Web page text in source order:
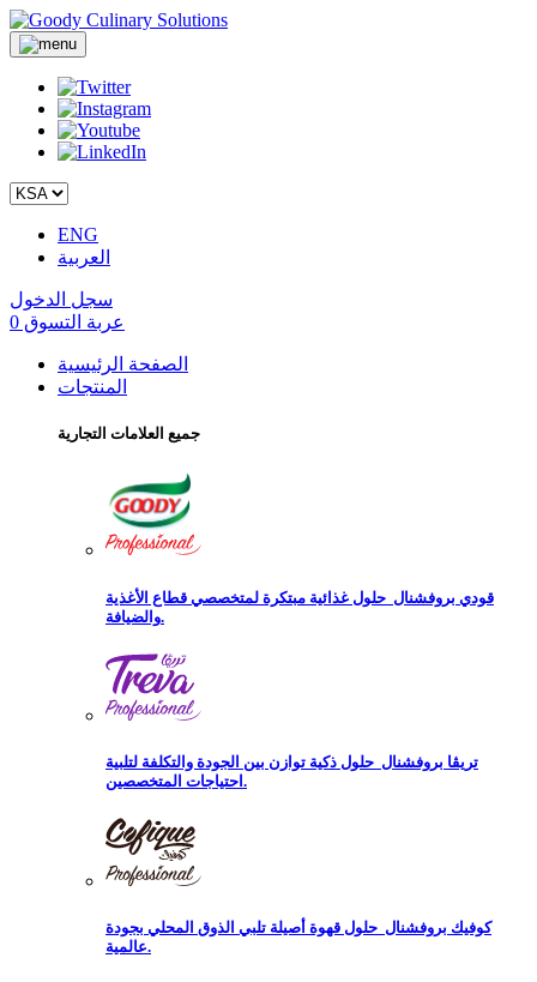
ENG
العربية
سجل الدخول
عربة التسوق 0
الصفحة الرئيسية
المنتجات
جميع العلامات التجارية
قودي بروفشنال حلول غذائية مبتكرة لمتخصصي قطاع الأغذية
والضيافة.
تريڨا بروفشنال حلول ذكية توازن بين الجودة والتكلفة لتلبية
احتياجات المتخصصين.
كوفيك بروفشنال حلول قهوة أصيلة تلبي الذوق المحلي بجودة
عالمية.